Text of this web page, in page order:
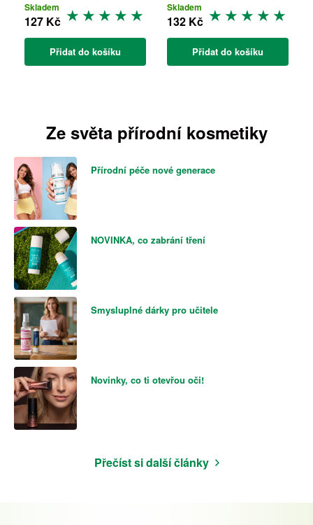
Skladem
127 Kč
Přidat do košíku
Skladem
132 Kč
Přidat do košíku
Ze světa přírodní kosmetiky
Přírodní péče nové generace
NOVINKA, co zabrání tření
Smysluplné dárky pro učitele
Novinky, co ti otevřou oči!
Přečíst si další články